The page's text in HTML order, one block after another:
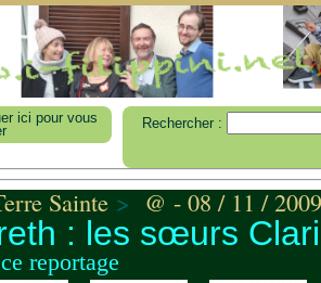
ici pour vous
Rechercher :
Sainte > @ - 08 / 11 /
: les sœurs
reportage